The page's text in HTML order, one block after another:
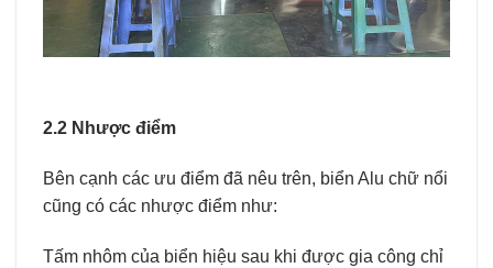
2.2 Nhược điểm
Bên cạnh các ưu điểm đã nêu trên, biển Alu chữ nổi
cũng có các nhược điểm như:
Tấm nhôm của biển hiệu sau khi được gia công chỉ